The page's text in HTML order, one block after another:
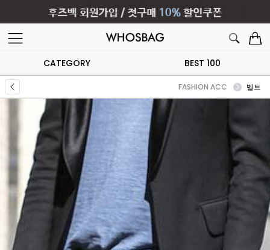
CATEGORY BEST 100
FASHION ACC 벨트